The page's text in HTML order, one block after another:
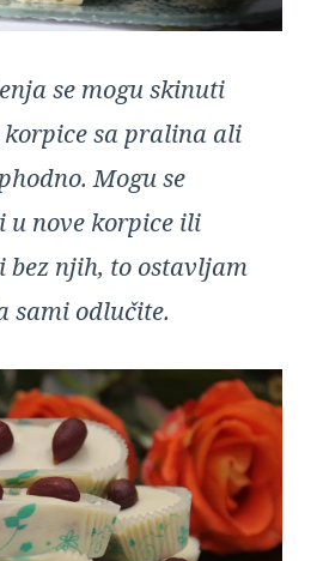
se mogu skinuti
sa pralina ali
Mogu se
u nove korpice ili
bez njih, to ostavljam
sami odlučite.